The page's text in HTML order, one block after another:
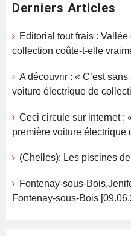
Derniers Articles
Editorial tout frais :
collection coûte-t-elle
A découvrir : « C’est
voiture électrique de
Ceci circule sur internet :
première voiture électrique
(Chelles): Les piscines
Fontenay-sous-
Fontenay-sous-Bois